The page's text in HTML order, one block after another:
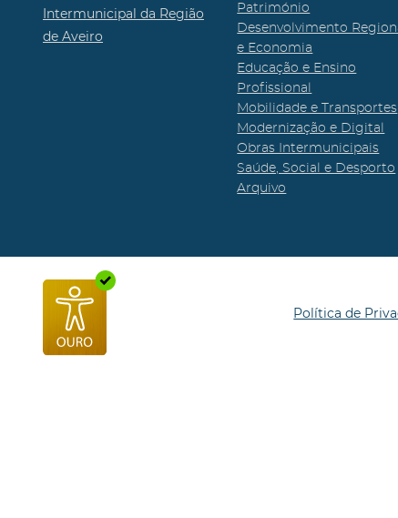
Intermunicipal da Região
de Aveiro
Património
Desenvolvimento
e Economia
Educação e Ensino
Profissional
Mobilidade e Transportes
Modernização e Digital
Obras Intermunicipais
Saúde, Social e Desporto
Arquivo
Política de